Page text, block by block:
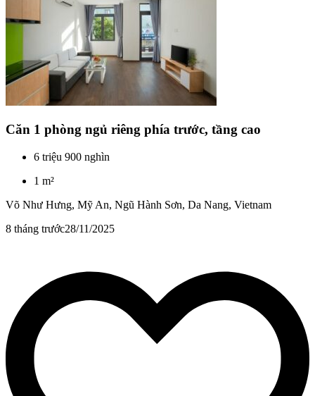
Căn 1 phòng ngủ riêng phía trước, tầng cao
6 triệu 900 nghìn
1 m²
Võ Như Hưng, Mỹ An, Ngũ Hành Sơn, Da Nang, Vietnam
8 tháng trước28/11/2025